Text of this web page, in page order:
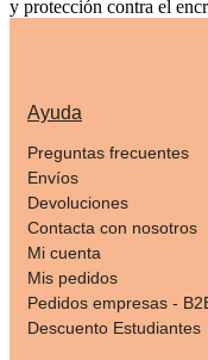
y protección contra el
Ayuda
Preguntas frecuentes
Envíos
Devoluciones
Contacta con nosotros
Mi cuenta
Mis pedidos
Pedidos empresas -
Descuento Estudiantes